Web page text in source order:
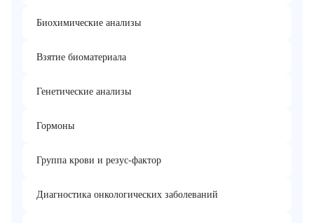
Биохимические анализы
Взятие биоматериала
Генетические анализы
Гормоны
Группа крови и резус-фактор
Диагностика онкологических заболеваний